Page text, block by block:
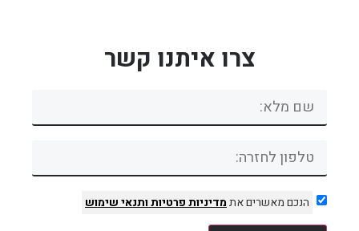
צרו איתנו קשר
הנכם מאשרים אתמדיניות פרטיותותנאי שימוש